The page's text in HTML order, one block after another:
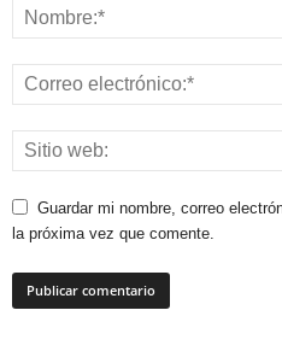
Guardar mi nombre, correo
la próxima vez que comente.